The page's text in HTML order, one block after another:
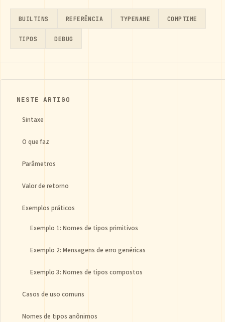
BUILTINS REFERÊNCIA TYPENAME COMPTIME
TIPOS DEBUG
NESTE ARTIGO
Sintaxe
O que faz
Parâmetros
Valor de retorno
Exemplos práticos
Exemplo 1: Nomes de tipos primitivos
Exemplo 2: Mensagens de erro genéricas
Exemplo 3: Nomes de tipos compostos
Casos de uso comuns
Nomes de tipos anônimos